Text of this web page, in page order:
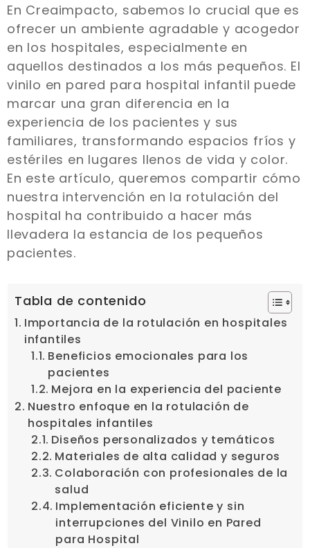
En Creaimpacto, sabemos lo crucial que es
ofrecer un ambiente agradable y acogedor
en los hospitales, especialmente en
aquellos destinados a los más pequeños. El
vinilo en pared para hospital infantil puede
marcar una gran diferencia en la
experiencia de los pacientes y sus
familiares, transformando espacios fríos y
estériles en lugares llenos de vida y color.
En este artículo, queremos compartir cómo
nuestra intervención en la rotulación del
hospital ha contribuido a hacer más
llevadera la estancia de los pequeños
pacientes.
Tabla de contenido
Importancia de la rotulación en hospitales
infantiles
Beneficios emocionales para los
pacientes
Mejora en la experiencia del paciente
Nuestro enfoque en la rotulación de
hospitales infantiles
Diseños personalizados y temáticos
Materiales de alta calidad y seguros
Colaboración con profesionales de la
salud
Implementación eficiente y sin
interrupciones del Vinilo en Pared
para Hospital